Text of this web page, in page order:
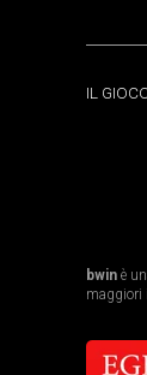
IL
bwin è
maggiori